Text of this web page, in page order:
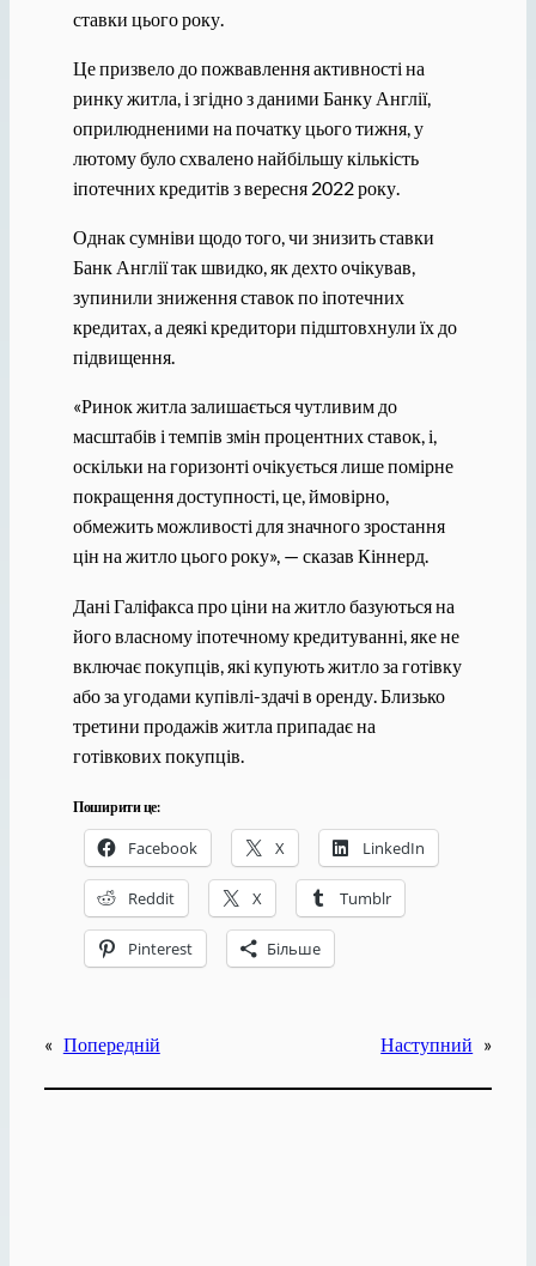
ставки цього року.
Це призвело до пожвавлення активності на
ринку житла, і згідно з даними Банку Англії,
оприлюдненими на початку цього тижня, у
лютому було схвалено найбільшу кількість
іпотечних кредитів з вересня 2022 року.
Однак сумніви щодо того, чи знизить ставки
Банк Англії так швидко, як дехто очікував,
зупинили зниження ставок по іпотечних
кредитах, а деякі кредитори підштовхнули їх до
підвищення.
«Ринок житла залишається чутливим до
масштабів і темпів змін процентних ставок, і,
оскільки на горизонті очікується лише помірне
покращення доступності, це, ймовірно,
обмежить можливості для значного зростання
цін на житло цього року», — сказав Кіннерд.
Дані Галіфакса про ціни на житло базуються на
його власному іпотечному кредитуванні, яке не
включає покупців, які купують житло за готівку
або за угодами купівлі-здачі в оренду. Близько
третини продажів житла припадає на
готівкових покупців.
Поширити це:
Facebook X LinkedIn
Reddit X Tumblr
Pinterest Більше
« Попередній Наступний »